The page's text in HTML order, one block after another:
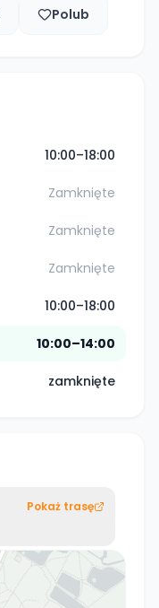
Polub
10:00–18:00
Zamknięte
Zamknięte
Zamknięte
10:00–18:00
10:00–14:00
zamknięte
Pokaż trasę